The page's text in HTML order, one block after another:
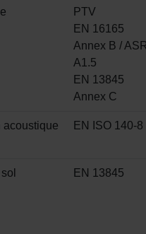
PTV
EN 16165
Annex B / ASR
A1.5
EN 13845
Annex C
acoustique EN ISO 140-8
EN 13845